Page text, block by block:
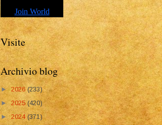
Visite
Archivio blog
► 2026(233)
►2025(420)
►2024 (371)